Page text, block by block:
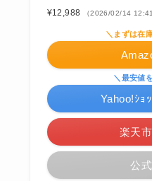
¥12,988 （2026/02/14
＼まずは在
楽天
＼最安値
Yahoo!ｼｮ
公